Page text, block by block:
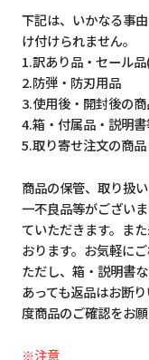
下記は、いかなる事
け付けられません。
1.訳あり品・セール
2.防弾・防刃用品
3.使用後・開封後の
4.箱・付属品・説明
5.取り寄せ注文の商品
商品の保管、取り扱
一不良品等がござい
ていただきます。ま
おります。お気軽にご
ただし、箱・説明書
あっても返品はお断
度商品のご確認をお願
※注意